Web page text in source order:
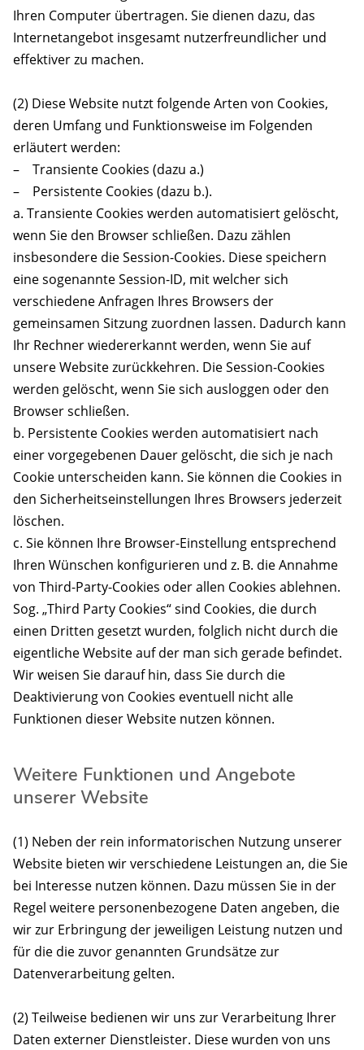
Ihren Computer übertragen. Sie dienen dazu, das
Internetangebot insgesamt nutzerfreundlicher und
effektiver zu machen.
(2) Diese Website nutzt folgende Arten von Cookies,
deren Umfang und Funktionsweise im Folgenden
erläutert werden:
– Transiente Cookies (dazu a.)
– Persistente Cookies (dazu b.).
a. Transiente Cookies werden automatisiert gelöscht,
wenn Sie den Browser schließen. Dazu zählen
insbesondere die Session-Cookies. Diese speichern
eine sogenannte Session-ID, mit welcher sich
verschiedene Anfragen Ihres Browsers der
gemeinsamen Sitzung zuordnen lassen. Dadurch kann
Ihr Rechner wiedererkannt werden, wenn Sie auf
unsere Website zurückkehren. Die Session-Cookies
werden gelöscht, wenn Sie sich ausloggen oder den
Browser schließen.
b. Persistente Cookies werden automatisiert nach
einer vorgegebenen Dauer gelöscht, die sich je nach
Cookie unterscheiden kann. Sie können die Cookies in
den Sicherheitseinstellungen Ihres Browsers jederzeit
löschen.
c. Sie können Ihre Browser-Einstellung entsprechend
Ihren Wünschen konfigurieren und z. B. die Annahme
von Third-Party-Cookies oder allen Cookies ablehnen.
Sog. „Third Party Cookies“ sind Cookies, die durch
einen Dritten gesetzt wurden, folglich nicht durch die
eigentliche Website auf der man sich gerade befindet.
Wir weisen Sie darauf hin, dass Sie durch die
Deaktivierung von Cookies eventuell nicht alle
Funktionen dieser Website nutzen können.
Weitere Funktionen und Angebote
unserer Website
(1) Neben der rein informatorischen Nutzung unserer
Website bieten wir verschiedene Leistungen an, die Sie
bei Interesse nutzen können. Dazu müssen Sie in der
Regel weitere personenbezogene Daten angeben, die
wir zur Erbringung der jeweiligen Leistung nutzen und
für die die zuvor genannten Grundsätze zur
Datenverarbeitung gelten.
(2) Teilweise bedienen wir uns zur Verarbeitung Ihrer
Daten externer Dienstleister. Diese wurden von uns